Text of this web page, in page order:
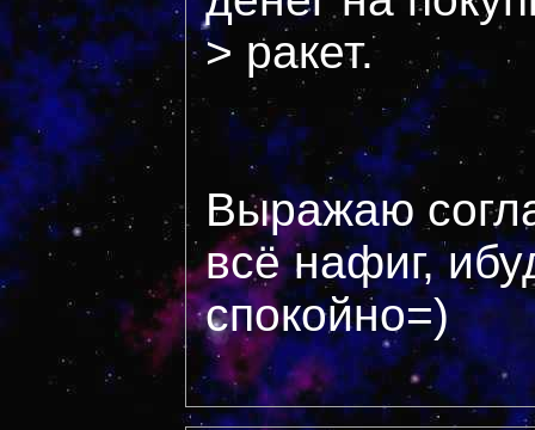
> ракет.
Выражаю
всё нафиг,
спокойно=)